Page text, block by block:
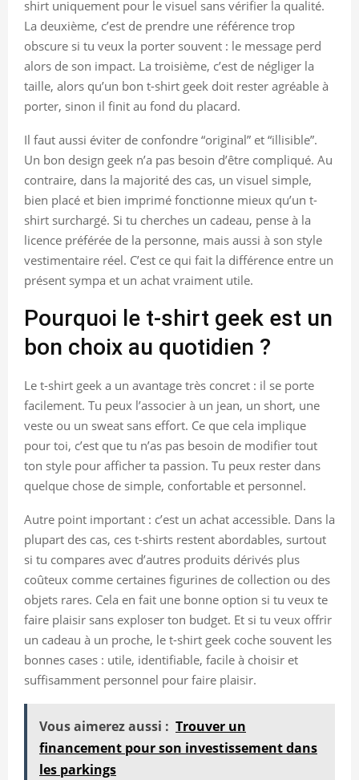
shirt uniquement pour le visuel sans vérifier la qualité.
La deuxième, c’est de prendre une référence trop
obscure si tu veux la porter souvent : le message perd
alors de son impact. La troisième, c’est de négliger la
taille, alors qu’un bon t-shirt geek doit rester agréable à
porter, sinon il finit au fond du placard.
Il faut aussi éviter de confondre “original” et “illisible”.
Un bon design geek n’a pas besoin d’être compliqué. Au
contraire, dans la majorité des cas, un visuel simple,
bien placé et bien imprimé fonctionne mieux qu’un t-
shirt surchargé. Si tu cherches un cadeau, pense à la
licence préférée de la personne, mais aussi à son style
vestimentaire réel. C’est ce qui fait la différence entre un
présent sympa et un achat vraiment utile.
Pourquoi le t-shirt geek est un
bon choix au quotidien ?
Le t-shirt geek a un avantage très concret : il se porte
facilement. Tu peux l’associer à un jean, un short, une
veste ou un sweat sans effort. Ce que cela implique
pour toi, c’est que tu n’as pas besoin de modifier tout
ton style pour afficher ta passion. Tu peux rester dans
quelque chose de simple, confortable et personnel.
Autre point important : c’est un achat accessible. Dans la
plupart des cas, ces t-shirts restent abordables, surtout
si tu compares avec d’autres produits dérivés plus
coûteux comme certaines figurines de collection ou des
objets rares. Cela en fait une bonne option si tu veux te
faire plaisir sans exploser ton budget. Et si tu veux offrir
un cadeau à un proche, le t-shirt geek coche souvent les
bonnes cases : utile, identifiable, facile à choisir et
suffisamment personnel pour faire plaisir.
Vous aimerez aussi : Trouver un
financement pour son investissement dans
les parkings